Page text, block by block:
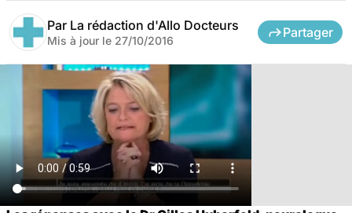
Par La rédaction d'Allo Docteurs
Mis à jour le 27/10/2016
Partager